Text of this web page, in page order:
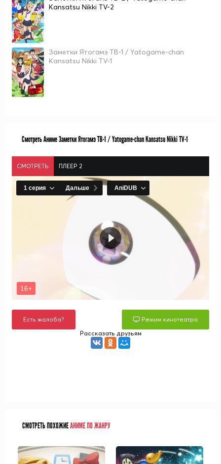
Kansatsu Nikki TV-2
Заметки Ятогамэ ТВ-1 / Yatogame-chan
Kansatsu Nikki TV-1
Смотреть Аниме Заметки Ятогамэ ТВ-1 / Yatogame-chan Kansatsu Nikki TV-1
СМОТРЕТЬ ПЛЕЕР 2
Есть жалоба?
Режим кинотеатра
Рассказать друзьям
СМОТРЕТЬ ПОХОЖИЕАНИМЕ ПО ЖАНРУ